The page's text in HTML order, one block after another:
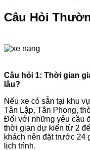
Câu Hỏi
Câu hỏi 1: Thời gian
lâu?
Nếu xe có sẵn tại khu
Tân Lập, Tân Phong,
Đối với những yêu cầu
thời gian dự kiến từ 2
khách nên đặt trước 24
lịch trình.